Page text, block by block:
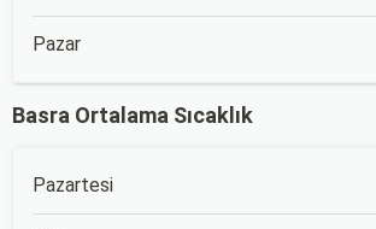
Pazar
Basra Ortalama Sıcaklık
Pazartesi